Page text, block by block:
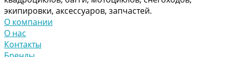
экипировки, аксессуаров, запчастей.
О компании
О нас
Контакты